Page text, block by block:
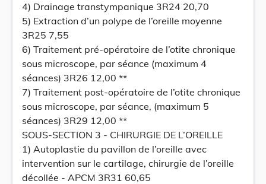
4) Drainage transtympanique 3R24 20,70
5) Extraction d’un polype de l’oreille moyenne
3R25 7,55
6) Traitement pré-opératoire de l’otite chronique
sous microscope, par séance (maximum 4
séances) 3R26 12,00 **
7) Traitement post-opératoire de l’otite chronique
sous microscope, par séance, (maximum 5
séances) 3R29 12,00 **
SOUS-SECTION 3 - CHIRURGIE DE L’OREILLE
1) Autoplastie du pavillon de l’oreille avec
intervention sur le cartilage, chirurgie de l’oreille
décollée - APCM 3R31 60,65